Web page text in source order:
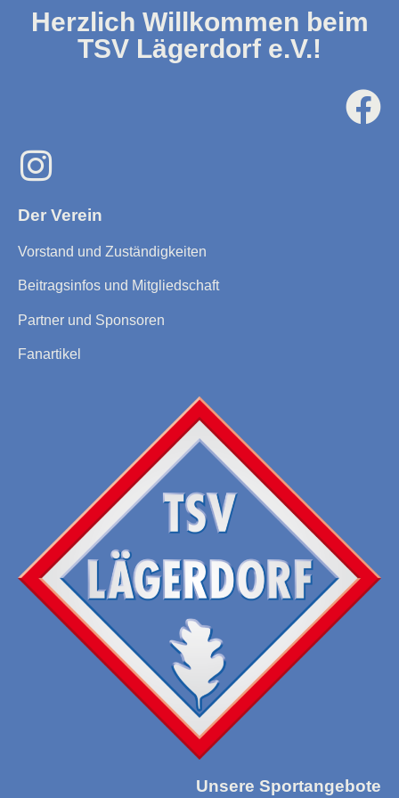
Herzlich Willkommen beim
TSV Lägerdorf e.V.!
Der Verein
Vorstand und Zuständigkeiten
Beitragsinfos und Mitgliedschaft
Partner und Sponsoren
Fanartikel
Unsere Sportangebote